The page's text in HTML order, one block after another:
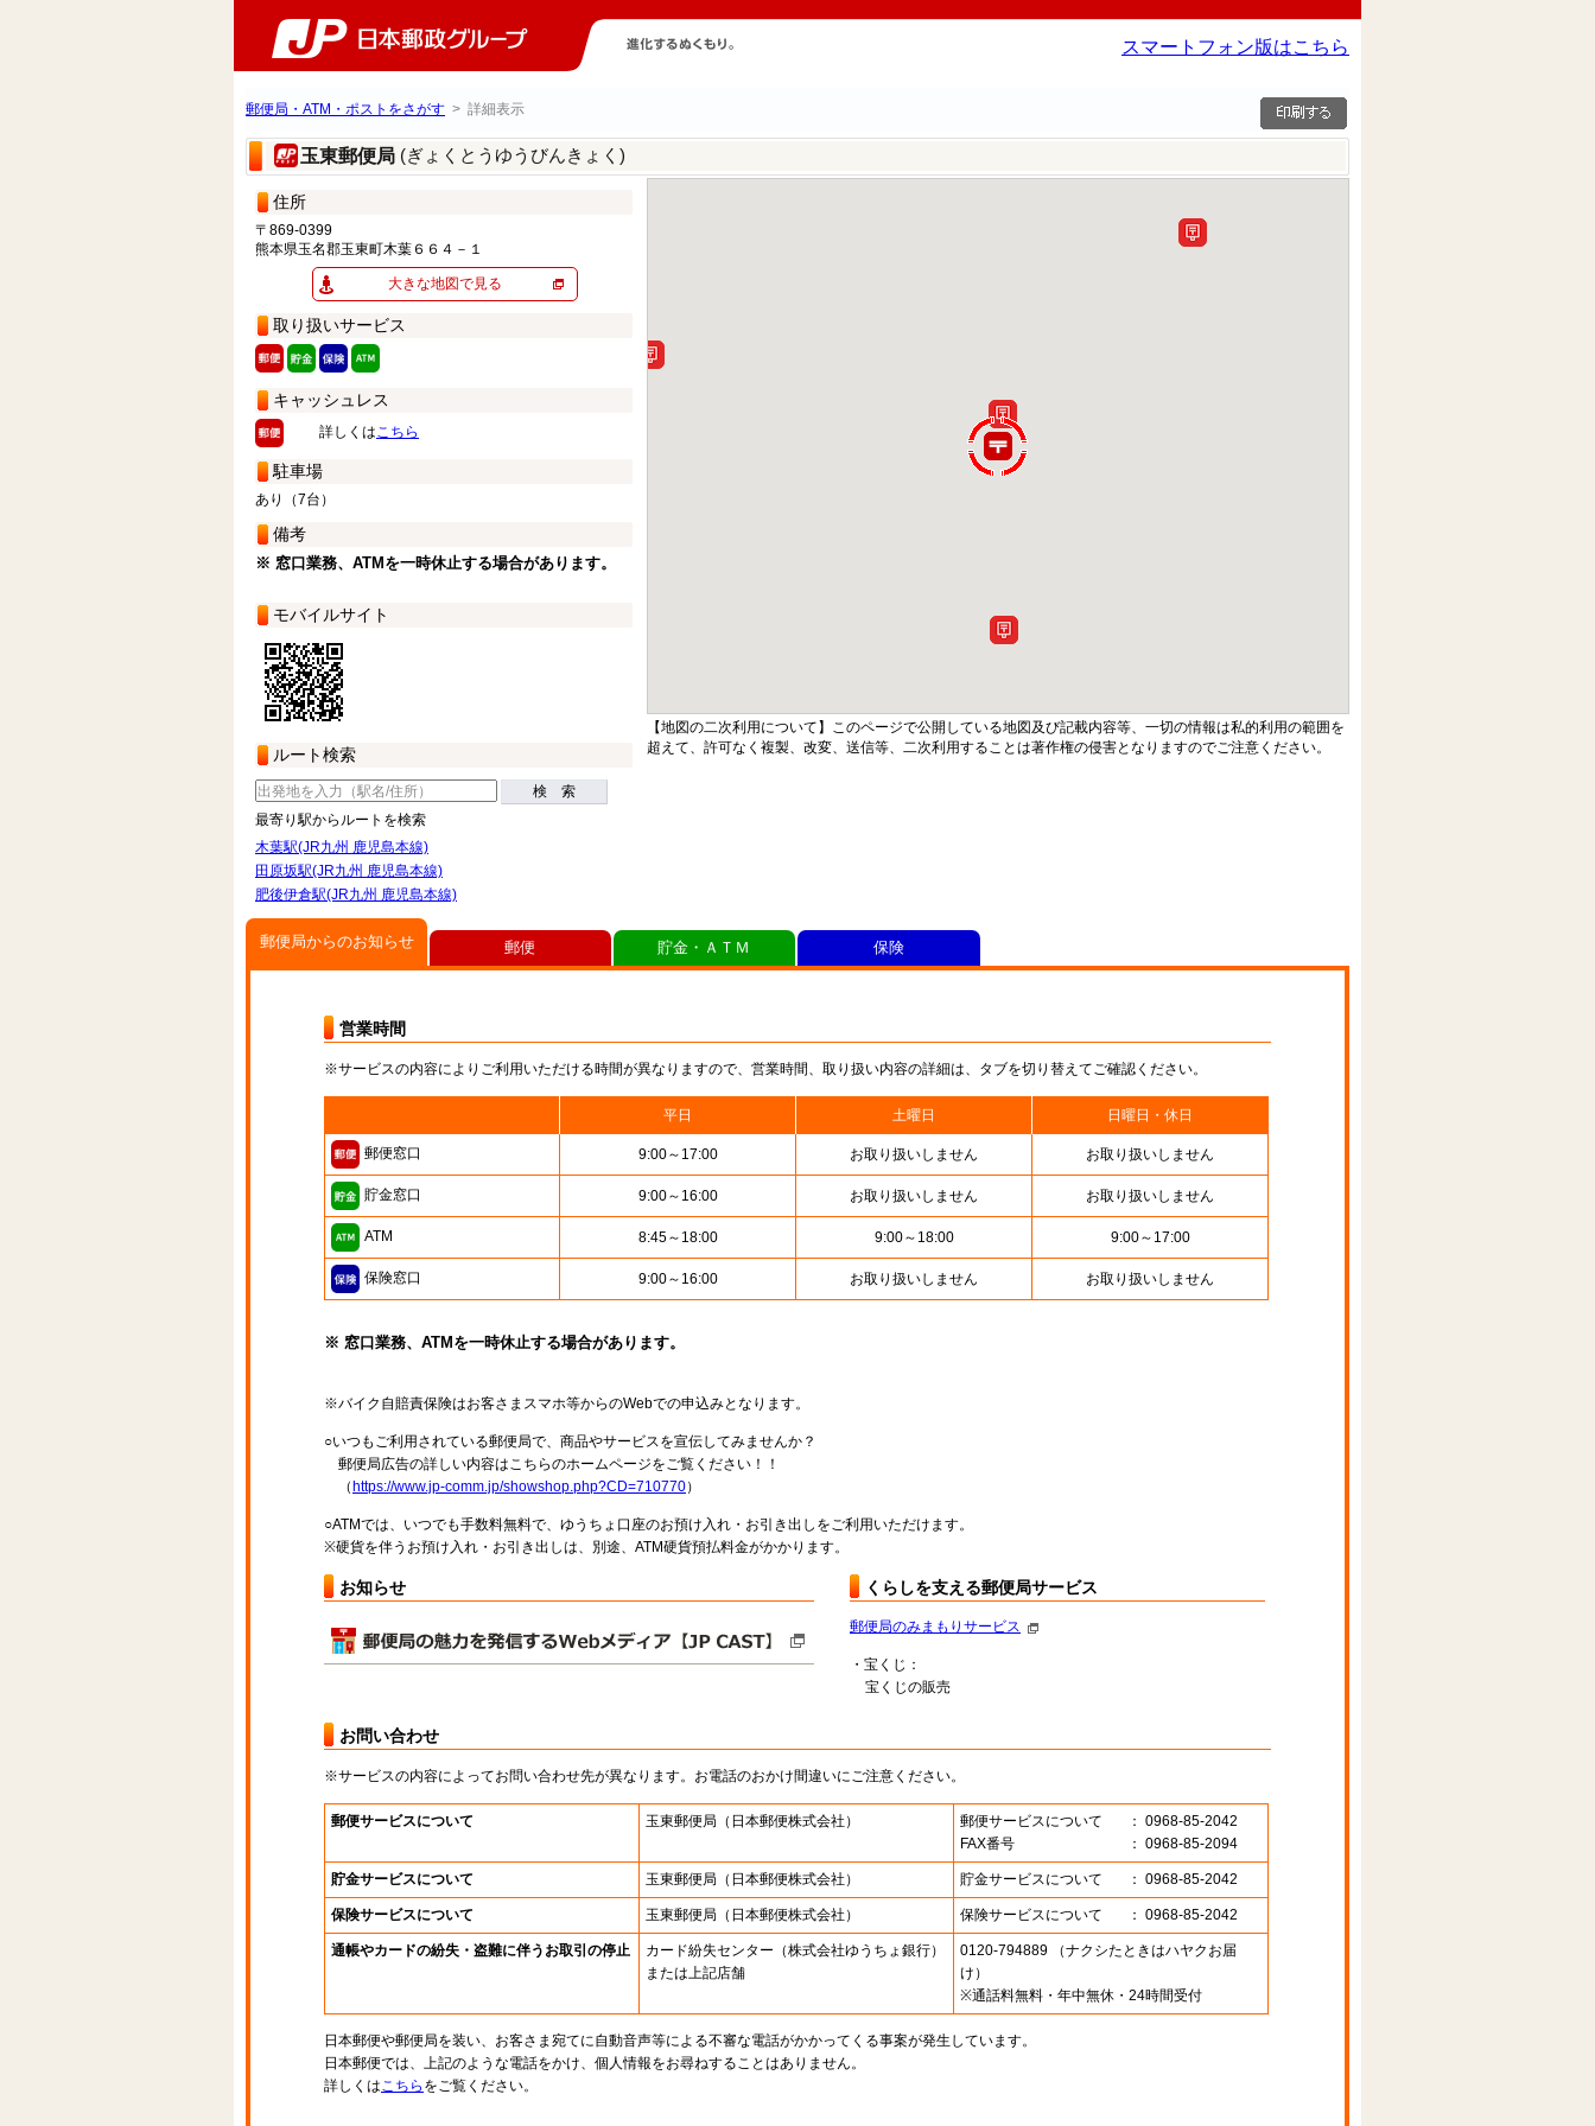
スマートフォン版はこちら
郵便局・ATM・ポストをさがす > 詳細表示
玉東郵便局 (ぎょくとうゆうびんきょく)
住所
〒869-0399
熊本県玉名郡玉東町木葉６６４－１
大きな地図で見る
取り扱いサービス
キャッシュレス
詳しくはこちら
駐車場
あり（7台）
備考
※ 窓口業務、ATMを一時休止する場合があります。
モバイルサイト
ルート検索
検 索
最寄り駅からルートを検索
木葉駅(JR九州 鹿児島本線)
田原坂駅(JR九州 鹿児島本線)
肥後伊倉駅(JR九州 鹿児島本線)
【地図の二次利用について】このページで公開している地図及び記載内容等、一切の情報は私的利用の範囲を
超えて、許可なく複製、改変、送信等、二次利用することは著作権の侵害となりますのでご注意ください。
郵便局からのお知らせ
営業時間
※サービスの内容によりご利用いただける時間が異なりますので、営業時間、取り扱い内容の詳細は、タブを切り替えてご確認ください。
平日 土曜日 日曜日・休日
郵便窓口 9:00～17:00 お取り扱いしません お取り扱いしません
貯金窓口 9:00～16:00 お取り扱いしません お取り扱いしません
ATM 8:45～18:00 9:00～18:00 9:00～17:00
保険窓口 9:00～16:00 お取り扱いしません お取り扱いしません
※ 窓口業務、ATMを一時休止する場合があります。
※バイク自賠責保険はお客さまスマホ等からのWebでの申込みとなります。
○いつもご利用されている郵便局で、商品やサービスを宣伝してみませんか？
郵便局広告の詳しい内容はこちらのホームページをご覧ください！！
（ https://www.jp-comm.jp/showshop.php?CD=710770）
○ATMでは、いつでも手数料無料で、ゆうちょ口座のお預け入れ・お引き出しをご利用いただけます。
※硬貨を伴うお預け入れ・お引き出しは、別途、ATM硬貨預払料金がかかります。
お知らせ くらしを支える郵便局サービス
郵便局のみまもりサービス
・宝くじ：
宝くじの販売
お問い合わせ
※サービスの内容によってお問い合わせ先が異なります。お電話のおかけ間違いにご注意ください。
郵便サービスについて 玉東郵便局 （日本郵便株式会社） 郵便サービスについて
： 0968-85-2042
FAX番号
： 0968-85-2094
貯金サービスについて 玉東郵便局 （日本郵便株式会社） 貯金サービスについて ： 0968-85-2042
保険サービスについて 玉東郵便局 （日本郵便株式会社） 保険サービスについて ： 0968-85-2042
通帳やカードの紛失・盗難に伴うお取引の停止 カード紛失センター （株式会社ゆうちょ銀行）
または上記店舗
0120-794889 （ナクシたときはハヤクお届
け）
※通話料無料・年中無休・24時間受付
日本郵便や郵便局を装い、お客さま宛てに自動音声等による不審な電話がかかってくる事案が発生しています。
日本郵便では、上記のような電話をかけ、個人情報をお尋ねすることはありません。
詳しくはこちら をご覧ください。
郵便 貯金・ＡＴＭ 保険